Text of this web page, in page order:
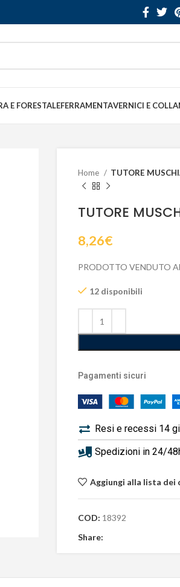
E FORESTALEFERRAMENTAVERNICI E
Home TUTORE
TUTORE
8,26€
PRODOTTO VENDUTO
12 disponibili
Pagamenti sicuri
Resi e recessi 14
Spedizioni in 24/
Aggiungi alla lista dei
COD: 18392
Share: